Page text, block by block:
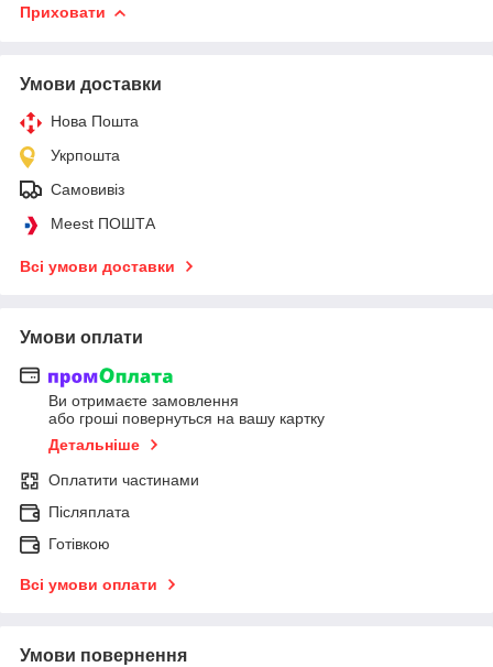
Приховати
Умови доставки
Нова Пошта
Укрпошта
Самовивіз
Meest ПОШТА
Всі умови доставки
Умови оплати
Ви отримаєте замовлення
або гроші повернуться на вашу картку
Детальніше
Оплатити частинами
Післяплата
Готівкою
Всі умови оплати
Умови повернення